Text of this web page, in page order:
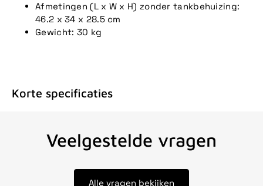
Afmetingen (L x W x H) zonder tankbehuizing:
46.2 x 34 x 28.5 cm
Gewicht: 30 kg
Korte specificaties
Veelgestelde vragen
Alle vragen bekijken